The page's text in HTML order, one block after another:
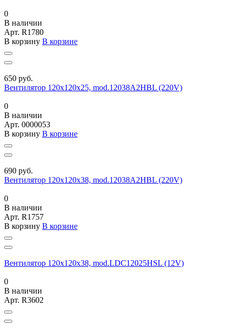
0
В наличии
Арт. R1780
В корзину В корзине
650 руб.
Вентилятор 120х120х25, mod.12038A2HBL (220V)
0
В наличии
Арт. 0000053
В корзину В корзине
690 руб.
Вентилятор 120х120х38, mod.12038A2HBL (220V)
0
В наличии
Арт. R1757
В корзину В корзине
Вентилятор 120х120х38, mod.LDC12025HSL (12V)
0
В наличии
Арт. R3602